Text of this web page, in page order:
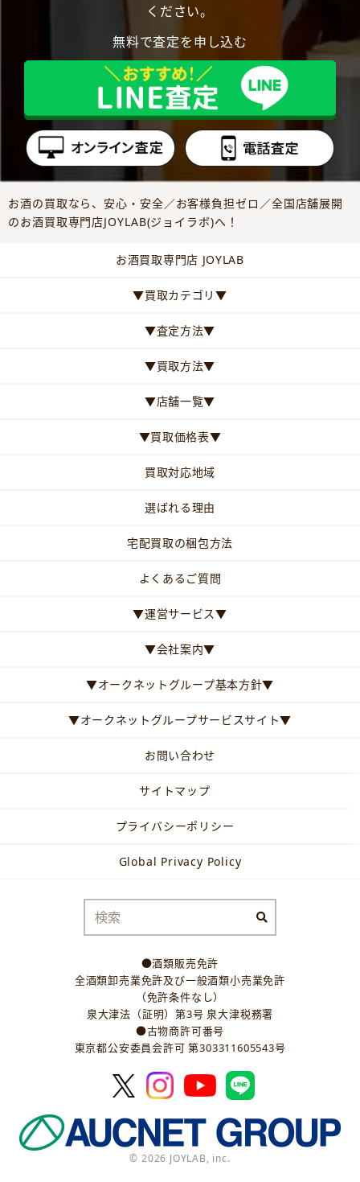
ください。
無料で査定を申し込む
お酒の買取なら、安心・安全／お客様負担ゼロ／全国店舗展開
のお酒買取専門店JOYLAB(ジョイラボ)へ！
お酒買取専門店 JOYLAB
▼買取カテゴリ▼
▼査定方法▼
▼買取方法▼
▼店舗一覧▼
▼買取価格表▼
買取対応地域
選ばれる理由
宅配買取の梱包方法
よくあるご質問
▼運営サービス▼
▼会社案内▼
▼オークネットグループ基本方針▼
▼オークネットグループサービスサイト▼
お問い合わせ
サイトマップ
プライバシーポリシー
Global Privacy Policy
●酒類販売免許
全酒類卸売業免許及び一般酒類小売業免許
（免許条件なし）
泉大津法（証明）第3号 泉大津税務署
●古物商許可番号
東京都公安委員会許可 第303311605543号
© 2026 JOYLAB, inc.